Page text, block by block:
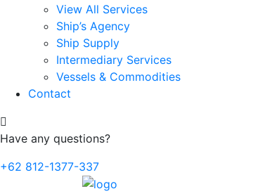
View All Services
Ship’s Agency
Ship Supply
Intermediary Services
Vessels & Commodities
Contact
Have any questions?
+62 812-1377-337